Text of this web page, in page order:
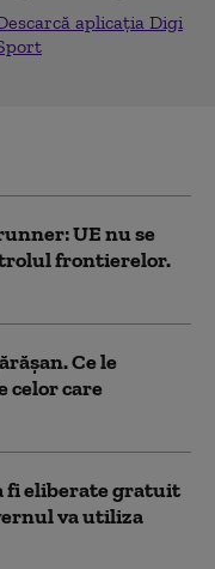
aplicația Digi
UE nu se
frontierelor.
Ce le
celor care
fi eliberate gratuit
va utiliza